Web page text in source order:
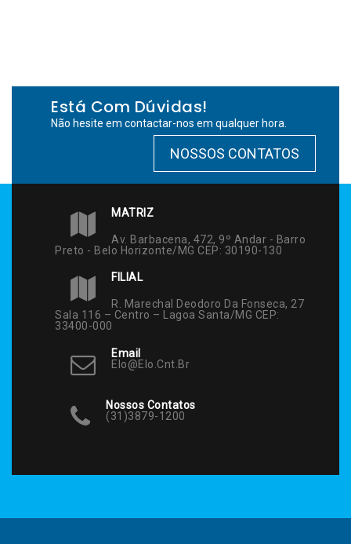
Está Com Dúvidas!
Não hesite em contactar-nos em qualquer hora.
NOSSOS CONTATOS
MATRIZ
Av. Barbacena, 472, 9º Andar - Barro
Preto - Belo Horizonte/MG CEP: 30190-130
FILIAL
R. Marechal Deodoro Da Fonseca, 27
Sala 116 – Centro – Lagoa Santa/MG CEP:
33400-000
Email
Elo@elo.cnt.br
Nossos Contatos
(31)3879-1200